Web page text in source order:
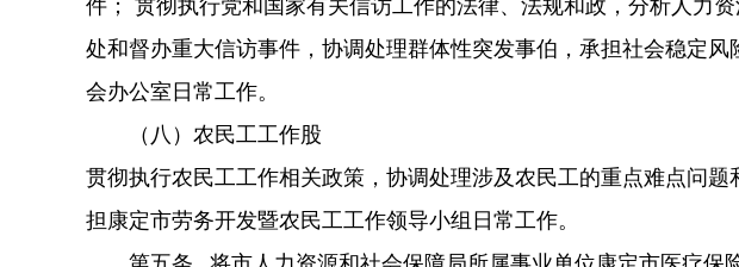
件； 贯彻执行党和国家有关信访工作的法律、法规和政，分析人力
处和督办重大信访事件，协调处理群体性突发事伯，承担社会稳定
会办公室日常工作。
（八）农民工工作股
贯彻执行农民工工作相关政策，协调处理涉及农民工的重点难点问
担康定市劳务开发暨农民工工作领导小组日常工作。